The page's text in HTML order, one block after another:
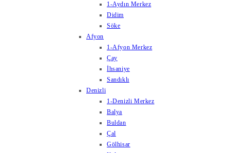
1-Aydın Merkez
Didim
Söke
Afyon
1-Afyon Merkez
Çay
İhsaniye
Sandıklı
Denizli
1-Denizli Merkez
Balya
Buldan
Çal
Gölhisar